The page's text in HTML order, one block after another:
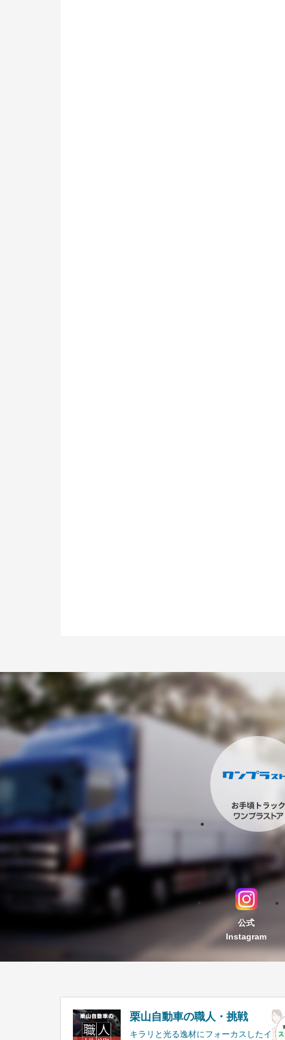
公式
Instagram
栗山自動車の職人・挑戦
キラリと光る逸材にフォーカスしたイ